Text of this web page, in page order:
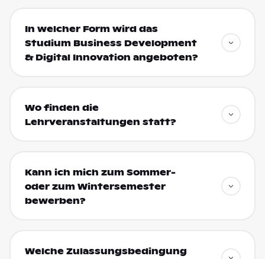
In welcher Form wird das
Studium Business Development
& Digital Innovation angeboten?
Wo finden die
Lehrveranstaltungen statt?
Kann ich mich zum Sommer-
oder zum Wintersemester
bewerben?
Welche Zulassungsbedingung